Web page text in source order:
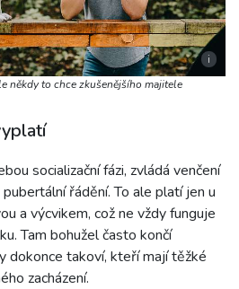
i
někdy to chce zkušenějšího majitele
socializační fázi, zvládá venčení
řádění. To ale platí jen u
a výcvikem, což ne vždy funguje
Tam bohužel často končí
dokonce takoví, kteří mají těžké
zacházení.